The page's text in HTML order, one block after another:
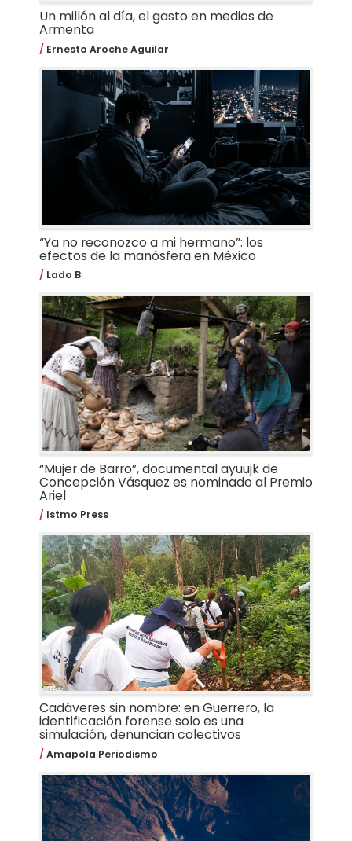
Un millón al día, el gasto en medios de
Armenta
Ernesto Aroche Aguilar
“Ya no reconozco a mi hermano”: los
efectos de la manósfera en México
Lado B
“Mujer de Barro”, documental ayuujk de
Concepción Vásquez es nominado al Premio
Ariel
Istmo Press
Cadáveres sin nombre: en Guerrero, la
identificación forense solo es una
simulación, denuncian colectivos
Amapola Periodismo